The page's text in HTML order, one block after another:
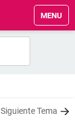
MENU
Siguiente Tema